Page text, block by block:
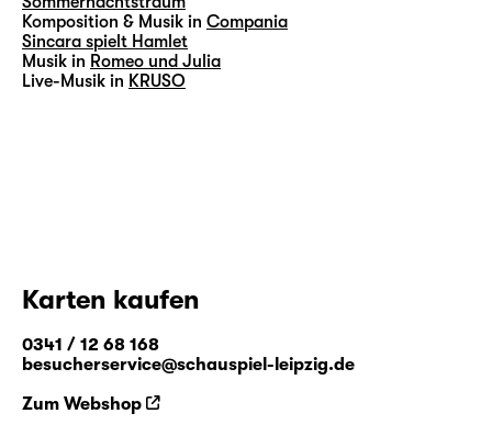
Komposition & Musik in Compania
Sincara spielt Hamlet
Musik in Romeo und Julia
Live-Musik in KRUSO
Karten kaufen
0341 / 12 68 168
besucherservice@schauspiel-leipzig.de
Zum Webshop